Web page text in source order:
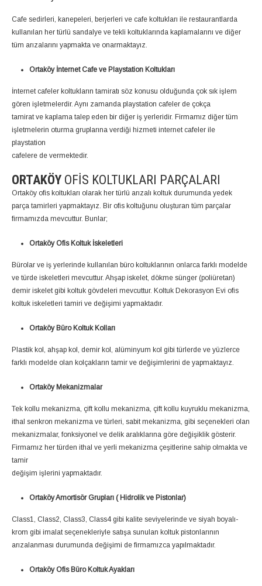
Cafe sedirleri, kanepeleri, berjerleri ve cafe koltukları ile restaurantlarda
kullanılan her türlü sandalye ve tekli koltuklarında kaplamalarını ve diğer
tüm arızalarını yapmakta ve onarmaktayız.
Ortaköy İnternet Cafe ve Playstation Koltukları
İnternet cafeler koltukların tamiratı söz konusu olduğunda çok sık işlem
gören işletmelerdir. Aynı zamanda playstation cafeler de çokça
tamirat ve kaplama talep eden bir diğer iş yerleridir. Firmamız diğer tüm
işletmelerin oturma gruplarına verdiği hizmeti internet cafeler ile
playstation
cafelere de vermektedir.
ORTAKÖY OFIS KOLTUKLARI PARÇALARI
Ortaköy ofis koltukları olarak her türlü arızalı koltuk durumunda yedek
parça tamirleri yapmaktayız. Bir ofis koltuğunu oluşturan tüm parçalar
firmamızda mevcuttur. Bunlar;
Ortaköy Ofis Koltuk İskeletleri
Bürolar ve iş yerlerinde kullanılan büro koltuklarının onlarca farklı modelde
ve türde iskeletleri mevcuttur. Ahşap iskelet, dökme sünger (poliüretan)
demir iskelet gibi koltuk gövdeleri mevcuttur. Koltuk Dekorasyon Evi ofis
koltuk iskeletleri tamiri ve değişimi yapmaktadır.
Ortaköy Büro Koltuk Kolları
Plastik kol, ahşap kol, demir kol, alüminyum kol gibi türlerde ve yüzlerce
farklı modelde olan kolçakların tamir ve değişimlerini de yapmaktayız.
Ortaköy Mekanizmalar
Tek kollu mekanizma, çift kollu mekanizma, çift kollu kuyruklu mekanizma,
ithal senkron mekanizma ve türleri, sabit mekanizma, gibi seçenekleri olan
mekanizmalar, fonksiyonel ve delik aralıklarına göre değişiklik gösterir.
Firmamız her türden ithal ve yerli mekanizma çeşitlerine sahip olmakta ve
tamir
değişim işlerini yapmaktadır.
Ortaköy Amortisör Grupları ( Hidrolik ve Pistonlar)
Class1, Class2, Class3, Class4 gibi kalite seviyelerinde ve siyah boyalı-
krom gibi imalat seçenekleriyle satışa sunulan koltuk pistonlarının
arızalanması durumunda değişimi de firmamızca yapılmaktadır.
Ortaköy Ofis Büro Koltuk Ayakları